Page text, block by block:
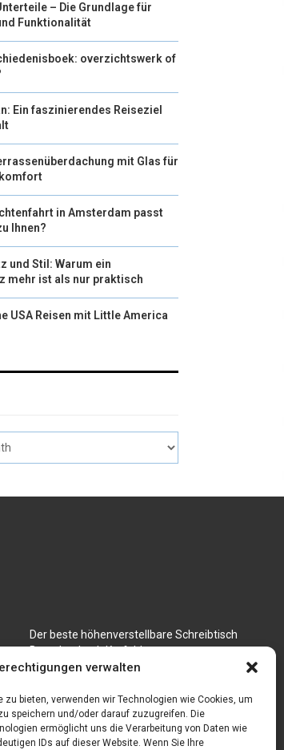
verwalten
zu bieten, verwenden wir Technologien wie Cookies, um
speichern und/oder darauf zuzugreifen. Die
ermöglicht uns die Verarbeitung von Daten wie
IDs auf dieser Website. Wenn Sie Ihre
– Die Grundlage für
Funktionalität
overzichtswerk of
Ein faszinierendes Reiseziel
mit Glas für
in Amsterdam passt
Ihnen?
und Stil: Warum ein
mehr ist als nur praktisch
USA Reisen mit Little America
Der beste höhenverstellbare Schreibtisch
Branchenbuch Krefeld